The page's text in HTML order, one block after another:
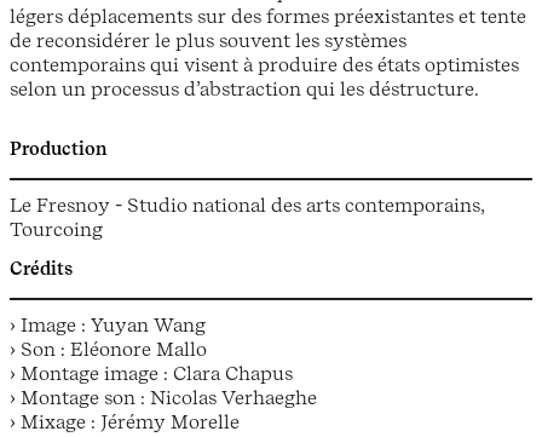
légers déplacements sur des formes préexistantes et tente
de reconsidérer le plus souvent les systèmes
contemporains qui visent à produire des états optimistes
selon un processus d’abstraction qui les déstructure.
Production
Le Fresnoy - Studio national des arts contemporains,
Tourcoing
Crédits
› Image : Yuyan Wang
› Son : Eléonore Mallo
› Montage image : Clara Chapus
› Montage son : Nicolas Verhaeghe
› Mixage : Jérémy Morelle